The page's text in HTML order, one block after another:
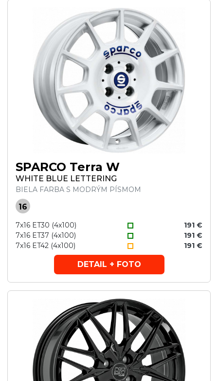
SPARCO Terra W
WHITE BLUE LETTERING
BIELA FARBA S MODRÝM PÍSMOM
16
7x16 ET30 (4x100)
191 €
7x16 ET37 (4x100)
191 €
7x16 ET42 (4x100)
191 €
DETAIL + FOTO